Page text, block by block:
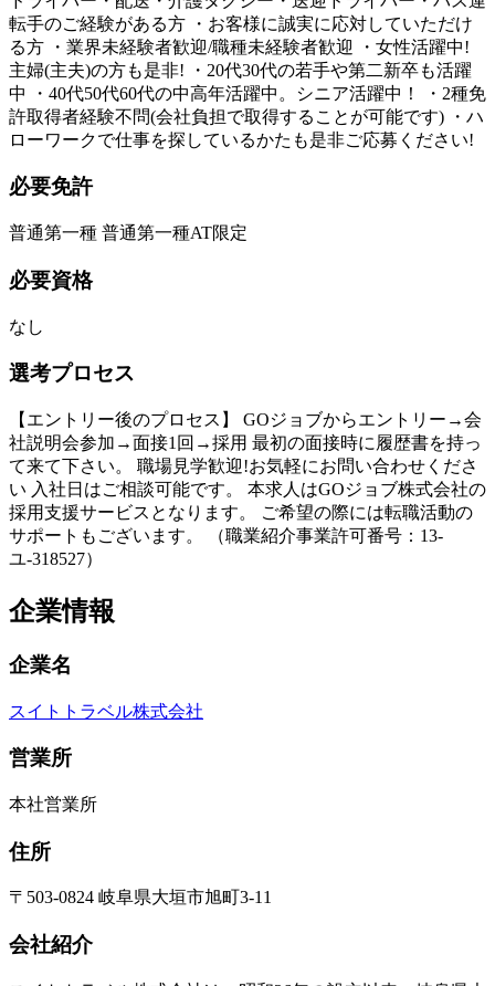
転手のご経験がある方 ・お客様に誠実に応対していただけ
る方 ・業界未経験者歓迎/職種未経験者歓迎 ・女性活躍中!
主婦(主夫)の方も是非! ・20代30代の若手や第二新卒も活躍
中 ・40代50代60代の中高年活躍中。シニア活躍中！ ・2種免
許取得者経験不問(会社負担で取得することが可能です) ・ハ
ローワークで仕事を探しているかたも是非ご応募ください!
必要免許
普通第一種 普通第一種AT限定
必要資格
なし
選考プロセス
【エントリー後のプロセス】 GOジョブからエントリー→会
社説明会参加→面接1回→採用 最初の面接時に履歴書を持っ
て来て下さい。 職場見学歓迎!お気軽にお問い合わせくださ
い 入社日はご相談可能です。 本求人はGOジョブ株式会社の
採用支援サービスとなります。 ご希望の際には転職活動の
サポートもございます。 （職業紹介事業許可番号：13-
ユ-318527）
企業情報
企業名
スイトトラベル株式会社
営業所
本社営業所
住所
〒503-0824 岐阜県大垣市旭町3-11
会社紹介